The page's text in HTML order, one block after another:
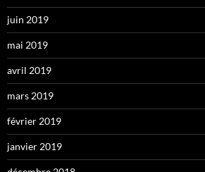
juin 2019
mai 2019
avril 2019
mars 2019
février 2019
janvier 2019